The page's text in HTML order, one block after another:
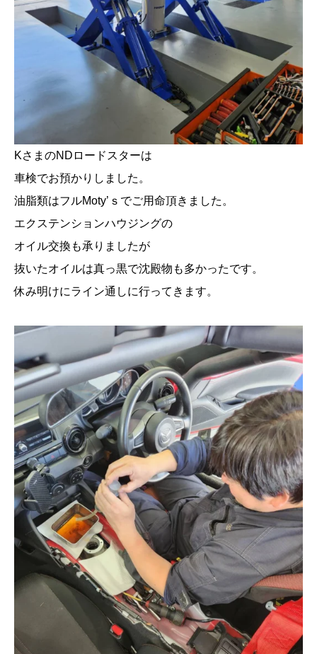
KさまのNDロードスターは
車検でお預かりしました。
油脂類はフルMoty’ｓでご用命頂きました。
エクステンションハウジングの
オイル交換も承りましたが
抜いたオイルは真っ黒で沈殿物も多かったです。
休み明けにライン通しに行ってきます。